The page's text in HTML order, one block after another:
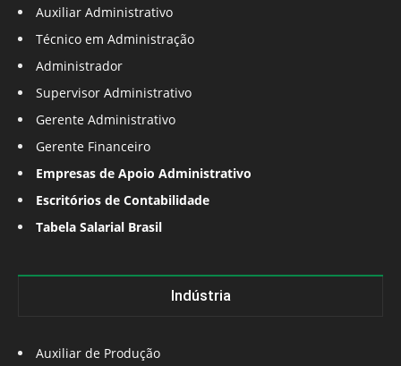
Auxiliar Administrativo
Técnico em Administração
Administrador
Supervisor Administrativo
Gerente Administrativo
Gerente Financeiro
Empresas de Apoio Administrativo
Escritórios de Contabilidade
Tabela Salarial Brasil
Indústria
Auxiliar de Produção